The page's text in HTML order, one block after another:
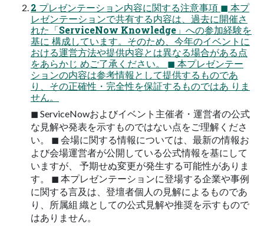
2 プレゼンテーション内容に関する注意事項 ◼ 本プ
レゼンテーションで共有する内容は、過去に開催さ
れた「ServiceNow Knowledge」への参加経験を
基に 構成しています。そのため、今年のイベントに
おける運営方法や提供内容とは異なる場合がある点
をあらかじ めご了承ください。 ◼ 本プレゼンテー
ションの内容は参考情報として提供するものであ
り、その正確性・完全性を保証するものではあ りま
せん。
◼ ServiceNowおよびイベント主催者・運営者の公式
な見解や発表を示すものではない点をご理解くださ
い。 ◼ 会場に関する情報については、最新の情報お
よび会場運営者が公開している公式情報を基にして
いますが、 予期せぬ変更が発生する可能性がありま
す。 ◼ 本プレゼンテーションに登場する企業や事例
に関する言及は、登壇者個人の見解によるものであ
り、所属組 織としての公式見解や推奨を示すもので
はありません。